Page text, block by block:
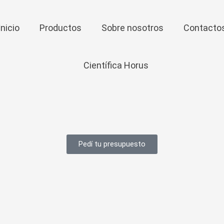
Productos Sobre nosotros
Pedí tu presupuesto